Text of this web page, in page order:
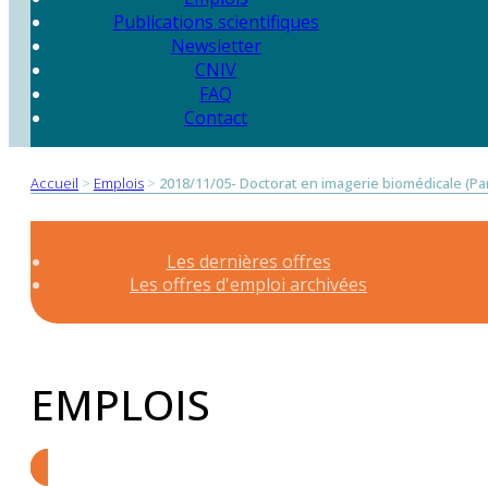
Publications scientifiques
Newsletter
CNIV
FAQ
Contact
Accueil > Emplois > 2018/11/05- Doctorat en imagerie biomédicale
Les dernières offres
Les offres d'emploi archivées
EMPLOIS